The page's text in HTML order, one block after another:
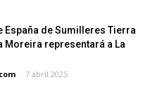
España de Sumilleres Tierra
Moreira representará a La
- 7 abril 2025